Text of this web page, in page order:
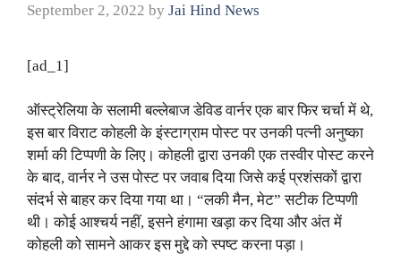
September 2, 2022 by Jai Hind News
[ad_1]
ऑस्ट्रेलिया के सलामी बल्लेबाज डेविड वार्नर एक बार फिर चर्चा में थे,
इस बार विराट कोहली के इंस्टाग्राम पोस्ट पर उनकी पत्नी अनुष्का
शर्मा की टिप्पणी के लिए। कोहली द्वारा उनकी एक तस्वीर पोस्ट करने
के बाद, वार्नर ने उस पोस्ट पर जवाब दिया जिसे कई प्रशंसकों द्वारा
संदर्भ से बाहर कर दिया गया था। “लकी मैन, मेट” सटीक टिप्पणी
थी। कोई आश्चर्य नहीं, इसने हंगामा खड़ा कर दिया और अंत में
कोहली को सामने आकर इस मुद्दे को स्पष्ट करना पड़ा।